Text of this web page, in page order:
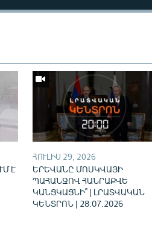
240p
Է
ՀՈՒԼԻՍ 29, 2026
ԵՐԵՎԱՆԸ ՄՈՍԿՎԱՅԻ
ՊԱՀԱՆՋՈՎ ՀԱՆՐԱՔՎԵ
ԿԱՆՑԿԱՑՆԻ՞ | ԼՐԱՏՎԱԿԱՆ
ԿԵՆՏՐՈՆ | 28.07.2026